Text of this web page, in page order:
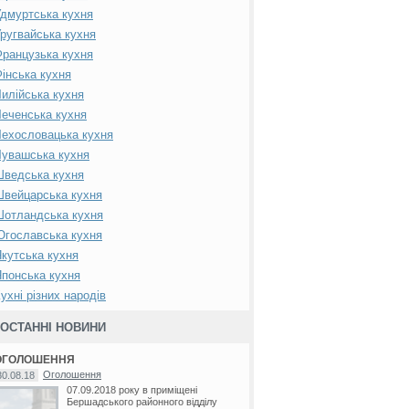
кухня
кухня
кухня
кухня
кухня
кухня
кухня
кухня
Шведська кухня
Швейцарська кухня
Шотландська кухня
кухня
кухня
кухня
різних народів
ОСТАННІ НОВИНИ
Оголошення
07.09.2018 року в приміщені
Бершадського районного відділу